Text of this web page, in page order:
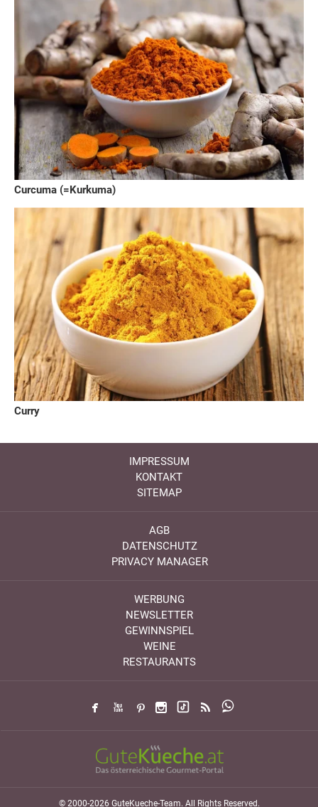
Curcuma (=Kurkuma)
Curry
IMPRESSUM
KONTAKT
SITEMAP
AGB
DATENSCHUTZ
PRIVACY MANAGER
WERBUNG
NEWSLETTER
GEWINNSPIEL
WEINE
RESTAURANTS
© 2000-2026 GuteKueche-Team. All Rights Reserved.